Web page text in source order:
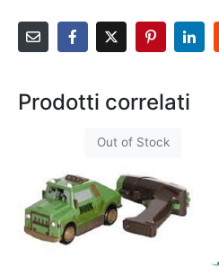
Prodotti correlati
Out of Stock